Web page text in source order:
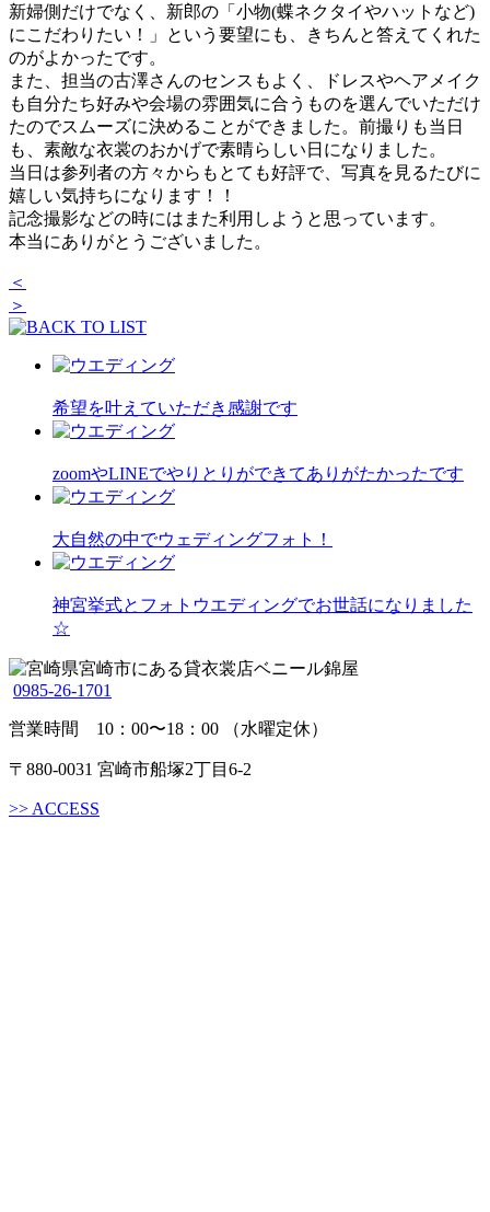
新婦側だけでなく、新郎の「小物(蝶ネクタイやハットなど)
にこだわりたい！」という要望にも、きちんと答えてくれた
のがよかったです。
また、担当の古澤さんのセンスもよく、ドレスやヘアメイク
も自分たち好みや会場の雰囲気に合うものを選んでいただけ
たのでスムーズに決めることができました。前撮りも当日
も、素敵な衣裳のおかげで素晴らしい日になりました。
当日は参列者の方々からもとても好評で、写真を見るたびに
嬉しい気持ちになります！！
記念撮影などの時にはまた利用しようと思っています。
本当にありがとうございました。
＜
＞
希望を叶えていただき感謝です
zoomやLINEでやりとりができてありがたかったです
大自然の中でウェディングフォト！
神宮挙式とフォトウエディングでお世話になりました
☆
0985-26-1701
営業時間 10：00〜18：00 （水曜定休）
〒880-0031 宮崎市船塚2丁目6-2
>> ACCESS